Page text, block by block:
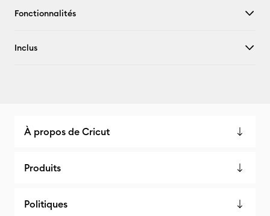
Fonctionnalités
Inclus
À propos de Cricut
Produits
Politiques